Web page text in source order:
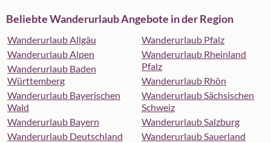
Beliebte Wanderurlaub Angebote in der Region
Wanderurlaub Allgäu
Wanderurlaub Alpen
Wanderurlaub Baden
Württemberg
Wanderurlaub Bayerischen
Wald
Wanderurlaub Bayern
Wanderurlaub Deutschland
Wanderurlaub Pfalz
Wanderurlaub Rheinland
Pfalz
Wanderurlaub Rhön
Wanderurlaub Sächsischen
Schweiz
Wanderurlaub Salzburg
Wanderurlaub Sauerland